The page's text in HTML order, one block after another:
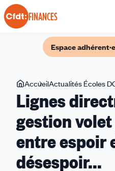
Panneau de gestion des cookies
FINANCES
Espace adhérent·e
Vous
êtes
ici
AccueilActualités Écoles
Lignes
gestion
entre espoir
désespoir...